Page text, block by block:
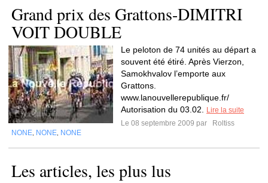
Grand prix des Grattons-DIMITRI
VOIT DOUBLE
Le peloton de 74 unités au départ a
souvent été étiré. Après Vierzon,
Samokhvalov l’emporte aux
Grattons.
www.lanouvellerepublique.fr/
Autorisation du 03.02.
Lire la suite
Le 08 septembre 2009 par
Roltiss
NONE NONE NONE
Les articles, les plus lus